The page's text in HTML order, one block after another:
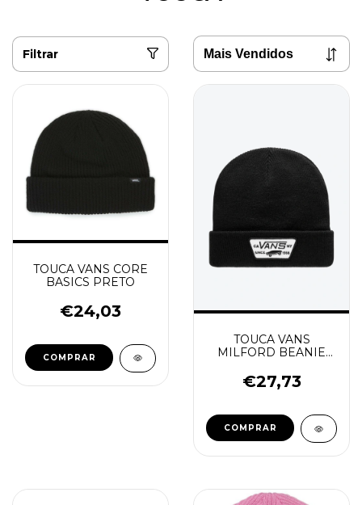
Filtrar
TOUCA VANS CORE
BASICS PRETO
€24,03
COMPRAR
TOUCA VANS
MILFORD BEANIE
€27,73
COMPRAR